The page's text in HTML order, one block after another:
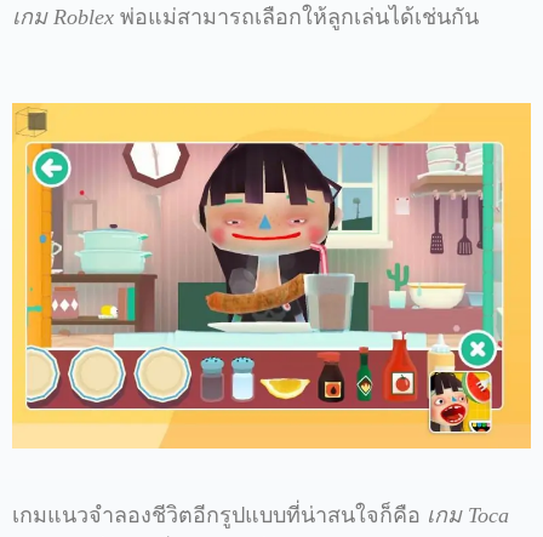
เกม Roblex พ่อแม่สามารถเลือกให้ลูกเล่นได้เช่นกัน
เกมแนวจำลองชีวิตอีกรูปแบบที่น่าสนใจก็คือ เกม Toca